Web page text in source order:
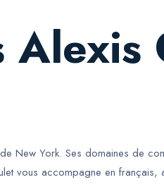
Alexis
New York. Ses domaines de
vous accompagne en français,